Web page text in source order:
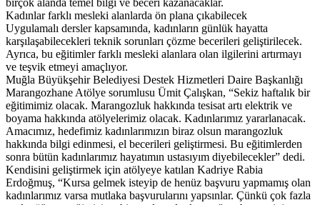
birçok alanda temel bilgi ve beceri kazanacaklar.
Kadınlar farklı mesleki alanlarda ön plana çıkabilecek
Uygulamalı dersler kapsamında, kadınların günlük hayatta
karşılaşabilecekleri teknik sorunları çözme becerileri geliştirilecek.
Ayrıca, bu eğitimler farklı mesleki alanlara olan ilgilerini artırmayı
ve teşvik etmeyi amaçlıyor.
Muğla Büyükşehir Belediyesi Destek Hizmetleri Daire Başkanlığı
Marangozhane Atölye sorumlusu Ümit Çalışkan, “Sekiz haftalık bir
eğitimimiz olacak. Marangozluk hakkında tesisat artı elektrik ve
boyama hakkında atölyelerimiz olacak. Kadınlarımız yararlanacak.
Amacımız, hedefimiz kadınlarımızın biraz olsun marangozluk
hakkında bilgi edinmesi, el becerileri geliştirmesi. Bu eğitimlerden
sonra bütün kadınlarımız hayatımın ustasıyım diyebilecekler” dedi.
Kendisini geliştirmek için atölyeye katılan Kadriye Rabia
Erdoğmuş, “Kursa gelmek isteyip de henüz başvuru yapmamış olan
kadınlarımız varsa mutlaka başvurularını yapsınlar. Çünkü çok fazla